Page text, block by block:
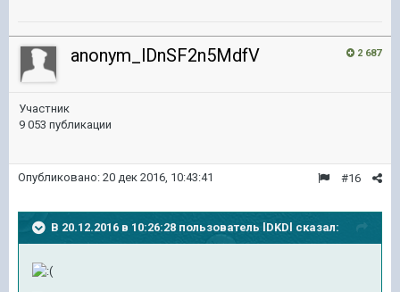
2 687
anonym_lDnSF2n5MdfV
Участник
9 053 публикации
#16
Опубликовано: 20 дек 2016, 10:43:41
В 20.12.2016 в 10:26:28 пользователь lDKDl сказал: